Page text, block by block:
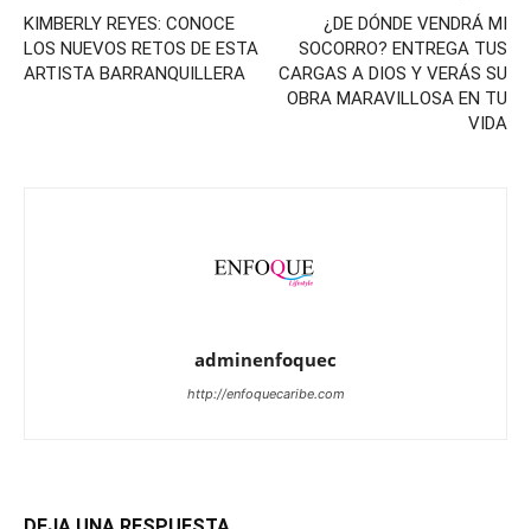
KIMBERLY REYES: CONOCE
LOS NUEVOS RETOS DE ESTA
ARTISTA BARRANQUILLERA
¿DE DÓNDE VENDRÁ MI
SOCORRO? ENTREGA TUS
CARGAS A DIOS Y VERÁS SU
OBRA MARAVILLOSA EN TU
VIDA
adminenfoquec
http://enfoquecaribe.com